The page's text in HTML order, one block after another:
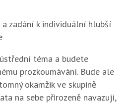
a zadání k individuální hlubší
téma a budete
prozkoumávání. Bude ale
okamžik ve skupině
na sebe přirozeně navazují,